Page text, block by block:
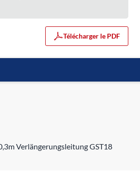
Télécharger le PDF
Verlängerungsleitung GST18